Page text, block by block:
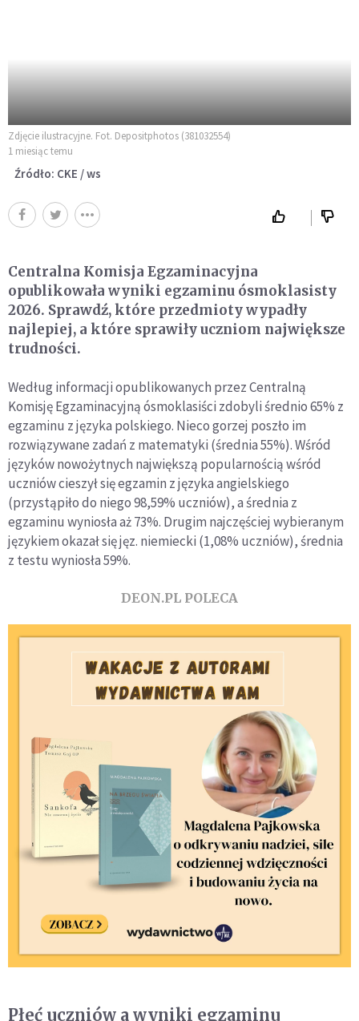
Zdjęcie ilustracyjne. Fot. Depositphotos (381032554)
1 miesiąc temu
Źródło: CKE / ws
Centralna Komisja Egzaminacyjna
opublikowała wyniki egzaminu ósmoklasisty
2026. Sprawdź, które przedmioty wypadły
najlepiej, a które sprawiły uczniom największe
trudności.
Według informacji opublikowanych przez Centralną
Komisję Egzaminacyjną ósmoklasiści zdobyli średnio 65% z
egzaminu z języka polskiego. Nieco gorzej poszło im
rozwiązywane zadań z matematyki (średnia 55%). Wśród
języków nowożytnych największą popularnością wśród
uczniów cieszył się egzamin z języka angielskiego
(przystąpiło do niego 98,59% uczniów), a średnia z
egzaminu wyniosła aż 73%. Drugim najczęściej wybieranym
językiem okazał się jęz. niemiecki (1,08% uczniów), średnia
z testu wyniosła 59%.
DEON.PL POLECA
Płeć uczniów a wyniki egzaminu